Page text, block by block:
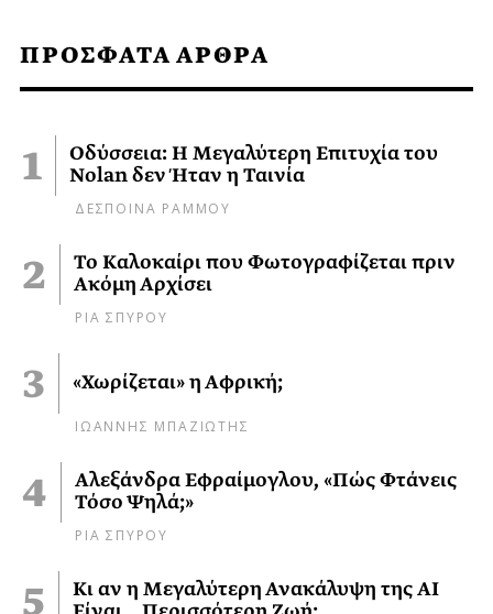
ΠΡΟΣΦΑΤΑ ΑΡΘΡΑ
Οδύσσεια: Η Μεγαλύτερη Επιτυχία του
Nolan δεν Ήταν η Ταινία
ΔΕΣΠΟΙΝΑ ΡΑΜΜΟΥ
Το Καλοκαίρι που Φωτογραφίζεται πριν
Ακόμη Αρχίσει
ΡΙΑ ΣΠΥΡΟΥ
«Χωρίζεται» η Αφρική;
ΙΩΑΝΝΗΣ ΜΠΑΖΙΩΤΗΣ
Αλεξάνδρα Εφραίμογλου, «Πώς Φτάνεις
Τόσο Ψηλά;»
ΡΙΑ ΣΠΥΡΟΥ
Κι αν η Μεγαλύτερη Ανακάλυψη της AI